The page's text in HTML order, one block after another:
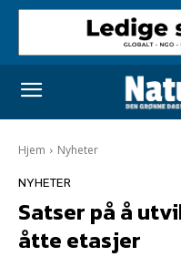
Hjem Nyheter
NYHETER
Satser på å
åtte etasjer